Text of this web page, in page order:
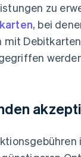
zu
, bei